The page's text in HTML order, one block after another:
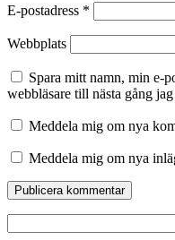
E-postadress *
Webbplats
Spara mitt namn, min e-
webbläsare till nästa gång
Meddela mig om nya
Meddela mig om nya